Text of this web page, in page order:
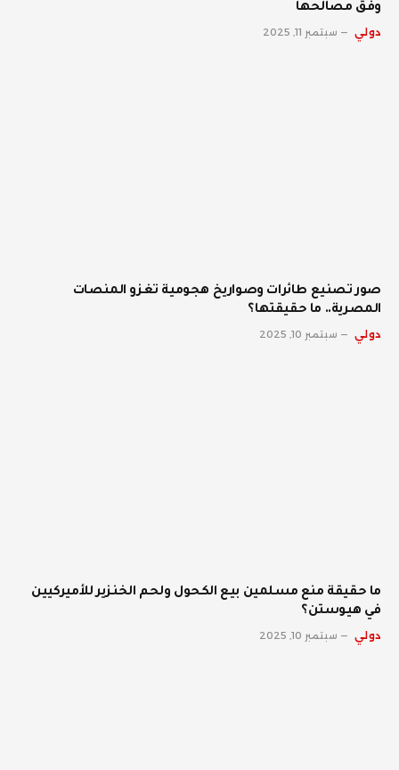
وفق مصالحها
دولي سبتمبر 11, 2025
صور تصنيع طائرات وصواريخ هجومية تغزو المنصات
المصرية.. ما حقيقتها؟
دولي سبتمبر 10, 2025
ما حقيقة منع مسلمين بيع الكحول ولحم الخنزير للأميركيين
في هيوستن؟
دولي سبتمبر 10, 2025